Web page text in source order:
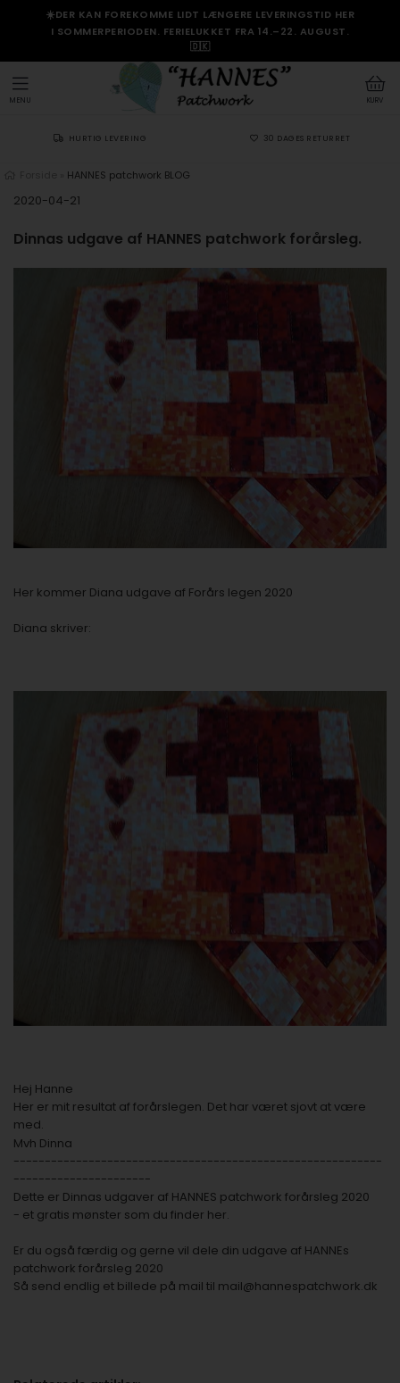
☀️DER KAN FOREKOMME LIDT LÆNGERE LEVERINGSTID HER
I SOMMERPERIODEN. FERIELUKKET FRA 14.–22. AUGUST.
🇩🇰
KURV
MENU
HURTIG LEVERING 30 DAGES RETURRET
HANNES patchwork BLOG
2020-04-21
Dinnas udgave af HANNES patchwork forårsleg.
Her kommer Diana udgave af Forårs legen 2020
Diana skriver:
Hej Hanne
Her er mit resultat af forårslegen. Det har været sjovt at være
med.
Mvh Dinna
-----------------------------------------------------------
----------------------
Dette er Dinnas udgaver af HANNES patchwork forårsleg 2020
- et gratis mønster som du finder her.
Er du også færdig og gerne vil dele din udgave af HANNEs
patchwork forårsleg 2020
Så send endlig et billede på mail til mail@hannespatchwork.dk